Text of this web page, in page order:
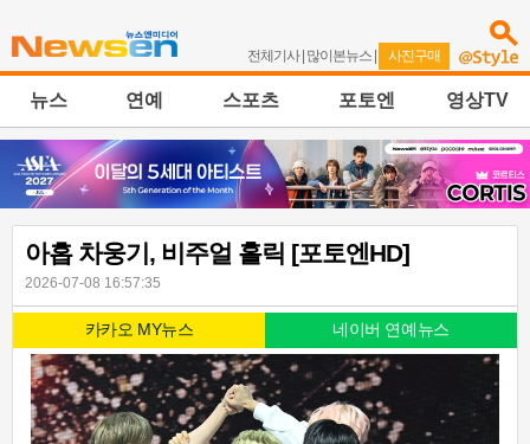
전체기사| 많이본뉴스 | 사진구매
뉴스 연예 스포츠 포토엔 영상TV
아홉 차웅기, 비주얼 홀릭 [포토엔HD]
2026-07-08 16:57:35
카카오 MY뉴스 네이버 연예뉴스